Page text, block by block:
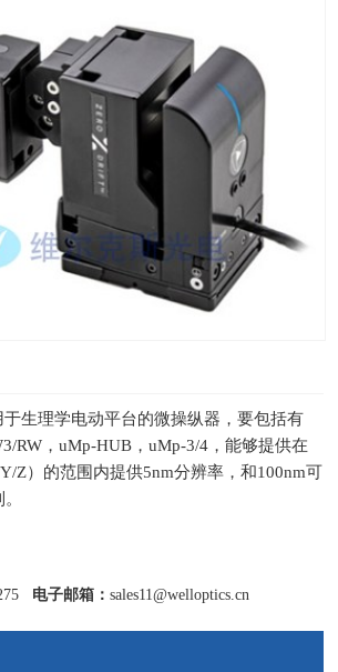
于生理学电动平台的微操纵器，要包括有
RW，uMp-HUB，uMp-3/4，能够提供在
Z）的范围内提供5nm分辨率，和100nm可
电子邮箱：sales11@welloptics.cn